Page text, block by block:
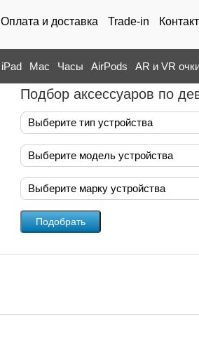
Оплата и доставка Trade-in
iPad Mac Часы AirPods AR и VR
Подбор аксессуаров по
Выберите тип устройства
Выберите модель устройства
Выберите марку устройства